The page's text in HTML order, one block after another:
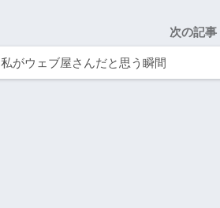
次の記事
私がウェブ屋さんだと思う瞬間